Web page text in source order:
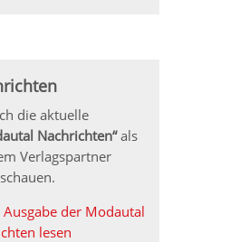
die aktuelle
Nachrichten“als
Verlagspartner
der Modautal
lesen